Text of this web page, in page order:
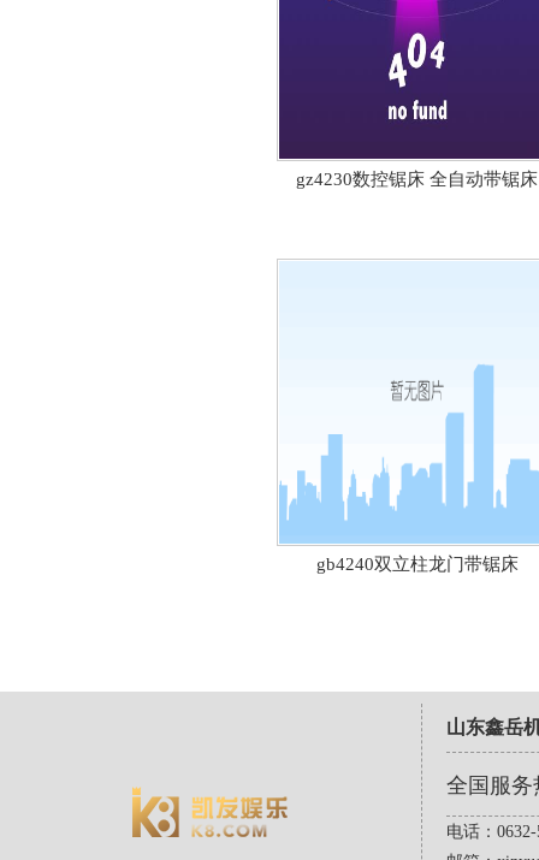
gz4230数控锯床 全自动带锯床
gb4240双立柱龙门带锯床
山东鑫岳
全国服务
电话：0632-